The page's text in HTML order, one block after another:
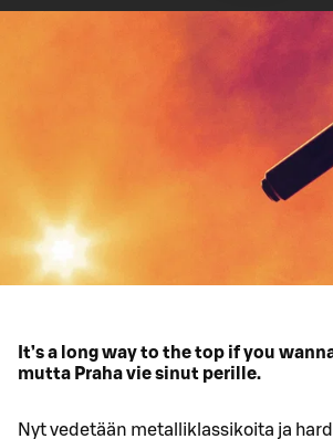
It’s a long way to the top if you
mutta Praha vie sinut perille.
Nyt vedetään metalliklassikoita ja